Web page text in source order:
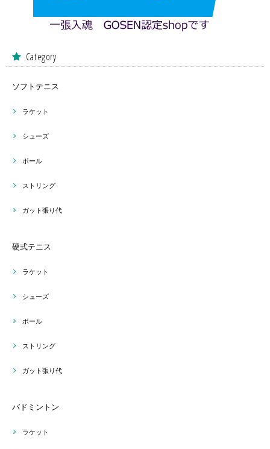
Category
ソフトテニス
ラケット
シューズ
ボール
ストリング
ガット張り代
硬式テニス
ラケット
シューズ
ボール
ストリング
ガット張り代
バドミントン
ラケット